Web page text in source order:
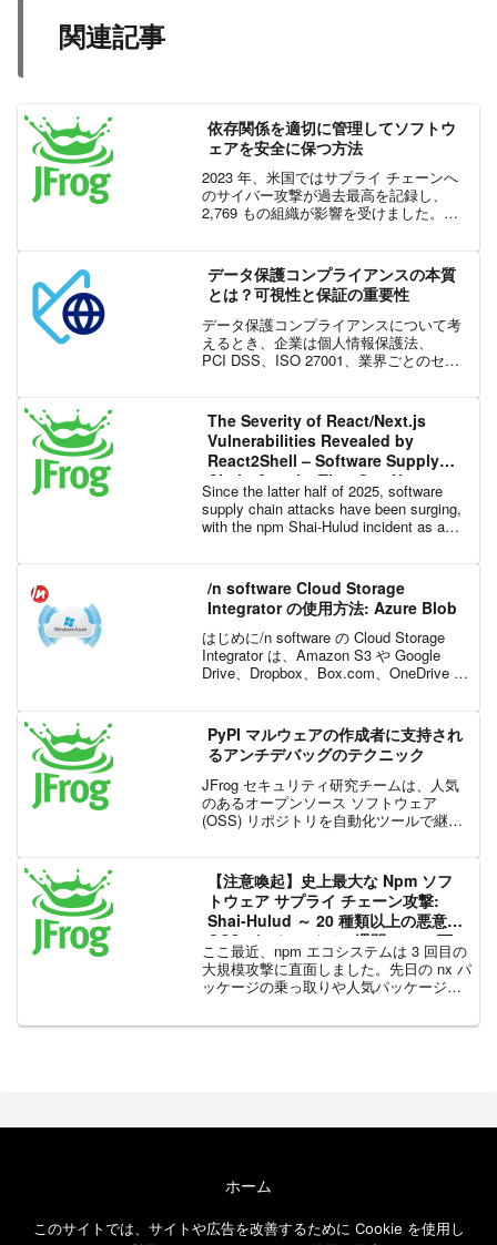
関連記事
依存関係を適切に管理してソフトウ
ェアを安全に保つ方法
2023 年、米国ではサプライ チェーンへ
のサイバー攻撃が過去最高を記録し、
2,769 もの組織が影響を受けました。こ
加しています。ほとんどの組織のソフト
ウ...
データ保護コンプライアンスの本質
とは？可視性と保証の重要性
データ保護コンプライアンスについて考
えるとき、企業は個人情報保護法、
PCI DSS、ISO 27001、業界ごとのセキ
規制、基準への対応を求められます。適
用される要件...
The Severity of React/Next.js
Vulnerabilities Revealed by
React2Shell – Software Supply
Chain Attacks That Can No
Longer Be Ignored
Since the latter half of 2025, software
supply chain attacks have been surging,
with the npm Shai-Hulud incident as a
/n software Cloud Storage
Integrator の使用方法: Azure Blob
はじめに/n software の Cloud Storage
Integrator は、Amazon S3 や Google
Drive、Dropbox、Box.com、OneDrive な
PyPI マルウェアの作成者に支持され
るアンチデバッグのテクニック
JFrog セキュリティ研究チームは、人気
のあるオープンソース ソフトウェア
(OSS) リポジトリを自動化ツールで継続
やより広いコミュニティに報告していま
す。今日、ほ...
【注意喚起】史上最大な Npm ソフ
トウェア サプライ チェーン攻撃:
Shai-Hulud ～ 20 種類以上の悪意
OSS パッケージで 1 週間で 200 万
回ダウンロード
ここ最近、npm エコシステムは 3 回目の
大規模攻撃に直面しました。先日の nx パ
ッケージの乗っ取りや人気パッケージへ
受けました。最初の報告はダニエル ペレ
ホーム
免責事項
このサイトでは、サイトや広告を改善するために Cookie を使用し